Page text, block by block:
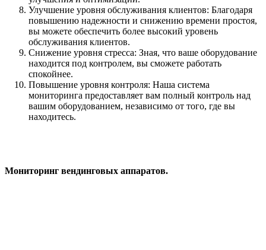
Улучшение уровня обслуживания клиентов: Благодаря
повышению надежности и снижению времени простоя,
вы можете обеспечить более высокий уровень
обслуживания клиентов.
Снижение уровня стресса: Зная, что ваше оборудование
находится под контролем, вы сможете работать
спокойнее.
Повышение уровня контроля: Наша система
мониторинга предоставляет вам полный контроль над
вашим оборудованием, независимо от того, где вы
находитесь.
Мониторинг вендинговых аппаратов.